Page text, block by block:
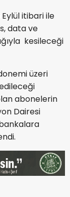
Eylül itibari ile
data ve
kesileceği
üzeri
abonelerin
Dairesi